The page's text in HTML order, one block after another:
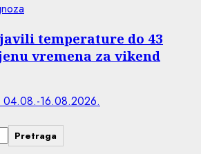
temperature do 43
vremena za vikend
Pretraga